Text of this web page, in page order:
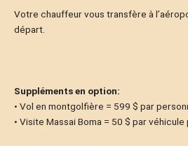
Votre chauffeur vous transfère à
départ.
Suppléments en option:
• Vol en montgolfière = 599 $ par
• Visite Massai Boma = 50 $ par